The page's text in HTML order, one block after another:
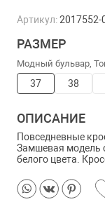
Артикул:2017552-
РАЗМЕР
Модный бульвар,
37 38
ОПИСАНИЕ
Повседневные
Замшевая модель
белого цвета.